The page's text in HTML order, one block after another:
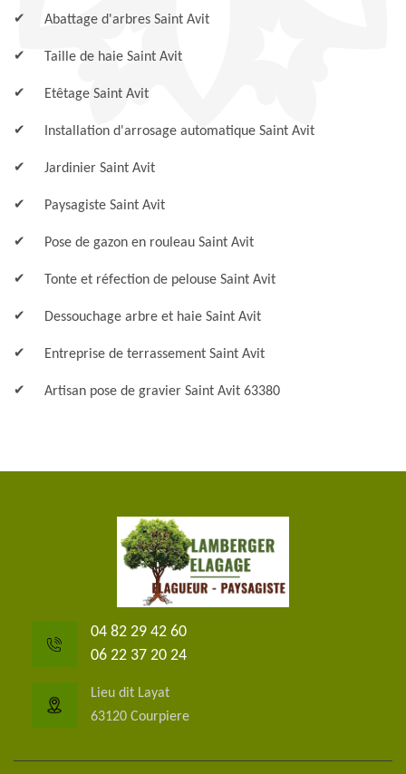
Abattage d'arbres Saint Avit
Taille de haie Saint Avit
Etêtage Saint Avit
Installation d'arrosage automatique Saint Avit
Jardinier Saint Avit
Paysagiste Saint Avit
Pose de gazon en rouleau Saint Avit
Tonte et réfection de pelouse Saint Avit
Dessouchage arbre et haie Saint Avit
Entreprise de terrassement Saint Avit
Artisan pose de gravier Saint Avit 63380
04 82 29 42 60
06 22 37 20 24
Lieu dit Layat
63120 Courpiere